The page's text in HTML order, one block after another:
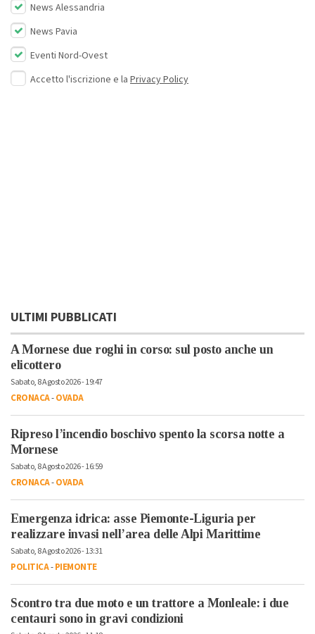
News Alessandria
News Pavia
Eventi Nord-Ovest
Accetto l'iscrizione e la Privacy Policy
ULTIMI PUBBLICATI
A Mornese due roghi in corso: sul posto anche un
elicottero
Sabato, 8 Agosto 2026 - 19:47
CRONACA-OVADA
Ripreso l’incendio boschivo spento la scorsa notte a
Mornese
Sabato, 8 Agosto 2026 - 16:59
CRONACA-OVADA
Emergenza idrica: asse Piemonte-Liguria per
realizzare invasi nell’area delle Alpi Marittime
Sabato, 8 Agosto 2026 - 13:31
POLITICA-PIEMONTE
Scontro tra due moto e un trattore a Monleale: i due
centauri sono in gravi condizioni